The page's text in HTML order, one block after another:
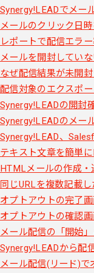
Synergy!LEADでメー
メールのクリック日
レポートで配信エラ
メールを開封してい
なぜ配信結果が未開
配信対象のエクスポ
Synergy!LEADの開封
Synergy!LEADのメー
Synergy!LEAD、
テキスト文章を簡単
HTMLメールの作成・
同じURLを複数記載
オプトアウトの完了
オプトアウトの確認
メール配信の「開始
Synergy!LEADから配
メール配信(リード)